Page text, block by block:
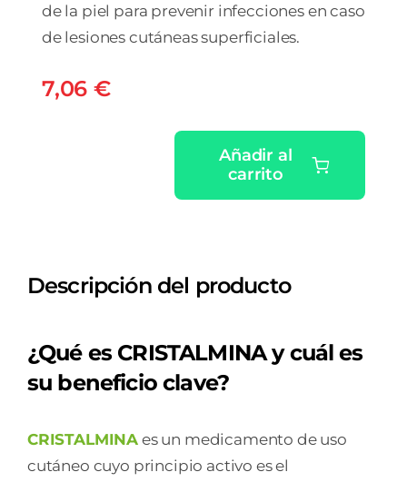
de la piel para prevenir infecciones en caso
de lesiones cutáneas superficiales.
7,06 €
CUTANEA
25
ML
Añadir al
carrito
Descripción del producto
¿Qué es CRISTALMINA y cuál es
su beneficio clave?
CRISTALMINA es un medicamento de uso
cutáneo cuyo principio activo es el